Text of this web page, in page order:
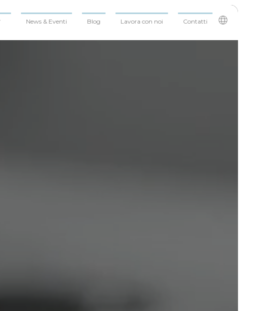
News & Eventi Blog Lavora con noi Contatti